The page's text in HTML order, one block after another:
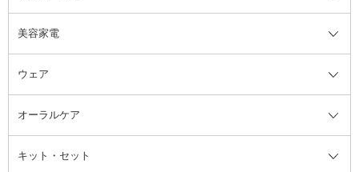
ブラシ・チップ
ツィザー・毛抜き
カミソリ
ファンデーション・パウダーケー
ス
かかと・角質ケアグッズ
絆創膏
ヘアゴム
ヘアバンド
ヘッドマッサージブラシ
日用品・雑貨全て
柔軟剤
ルームフレグランス・ディフュー
ザー
アロマキャンドル
美容家電
美容家電全て
ボディケア美容家電
その他美容家電
ウェア
ウェア全て
レッグウェア
オーラルケア
オーラルケア全て
キット・セット